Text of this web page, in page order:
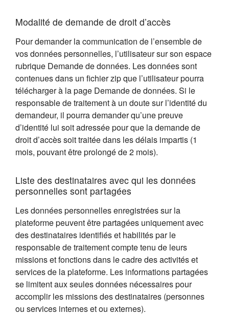
Modalité de demande de droit d’accès
Pour demander la communication de l’ensemble de
vos données personnelles, l’utilisateur sur son espace
rubrique Demande de données. Les données sont
contenues dans un fichier zip que l’utilisateur pourra
télécharger à la page Demande de données. Si le
responsable de traitement à un doute sur l’identité du
demandeur, il pourra demander qu’une preuve
d’identité lui soit adressée pour que la demande de
droit d’accès soit traitée dans les délais impartis (1
mois, pouvant être prolongé de 2 mois).
Liste des destinataires avec qui les données
personnelles sont partagées
Les données personnelles enregistrées sur la
plateforme peuvent être partagées uniquement avec
des destinataires identifiés et habilités par le
responsable de traitement compte tenu de leurs
missions et fonctions dans le cadre des activités et
services de la plateforme. Les informations partagées
se limitent aux seules données nécessaires pour
accomplir les missions des destinataires (personnes
ou services internes et ou externes).